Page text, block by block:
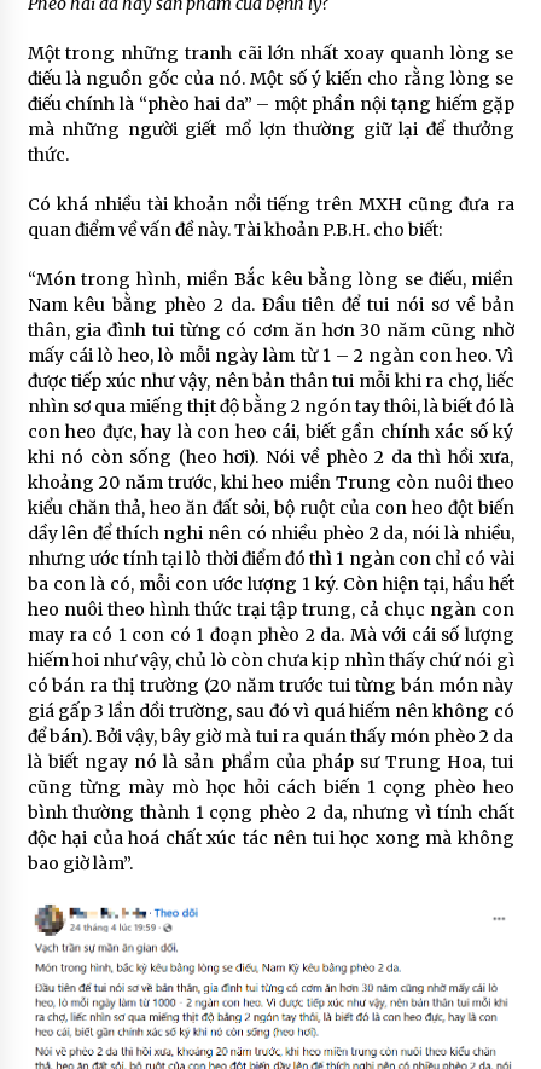
Một trong những tranh cãi lớn nhất xoay quanh lòng se
điếu là nguồn gốc của nó. Một số ý kiến cho rằng lòng se
điếu chính là “phèo hai da” – một phần nội tạng hiếm gặp
mà những người giết mổ lợn thường giữ lại để thưởng
thức.
Có khá nhiều tài khoản nổi tiếng trên MXH cũng đưa ra
quan điểm về vấn đề này. Tài khoản P.B.H. cho biết:
“Món trong hình, miền Bắc kêu bằng lòng se điếu, miền
Nam kêu bằng phèo 2 da. Đầu tiên để tui nói sơ về bản
thân, gia đình tui từng có cơm ăn hơn 30 năm cũng nhờ
mấy cái lò heo, lò mỗi ngày làm từ 1 – 2 ngàn con heo. Vì
được tiếp xúc như vậy, nên bản thân tui mỗi khi ra chợ, liếc
nhìn sơ qua miếng thịt độ bằng 2 ngón tay thôi, là biết đó là
con heo đực, hay là con heo cái, biết gần chính xác số ký
khi nó còn sống (heo hơi). Nói về phèo 2 da thì hồi xưa,
khoảng 20 năm trước, khi heo miền Trung còn nuôi theo
kiểu chăn thả, heo ăn đất sỏi, bộ ruột của con heo đột biến
dầy lên để thích nghi nên có nhiều phèo 2 da, nói là nhiều,
nhưng ước tính tại lò thời điểm đó thì 1 ngàn con chỉ có vài
ba con là có, mỗi con ước lượng 1 ký. Còn hiện tại, hầu hết
heo nuôi theo hình thức trại tập trung, cả chục ngàn con
may ra có 1 con có 1 đoạn phèo 2 da. Mà với cái số lượng
hiếm hoi như vậy, chủ lò còn chưa kịp nhìn thấy chứ nói gì
có bán ra thị trường (20 năm trước tui từng bán món này
giá gấp 3 lần dồi trường, sau đó vì quá hiếm nên không có
để bán). Bởi vậy, bây giờ mà tui ra quán thấy món phèo 2 da
là biết ngay nó là sản phẩm của pháp sư Trung Hoa, tui
cũng từng mày mò học hỏi cách biến 1 cọng phèo heo
bình thường thành 1 cọng phèo 2 da, nhưng vì tính chất
độc hại của hoá chất xúc tác nên tui học xong mà không
bao giờ làm”.